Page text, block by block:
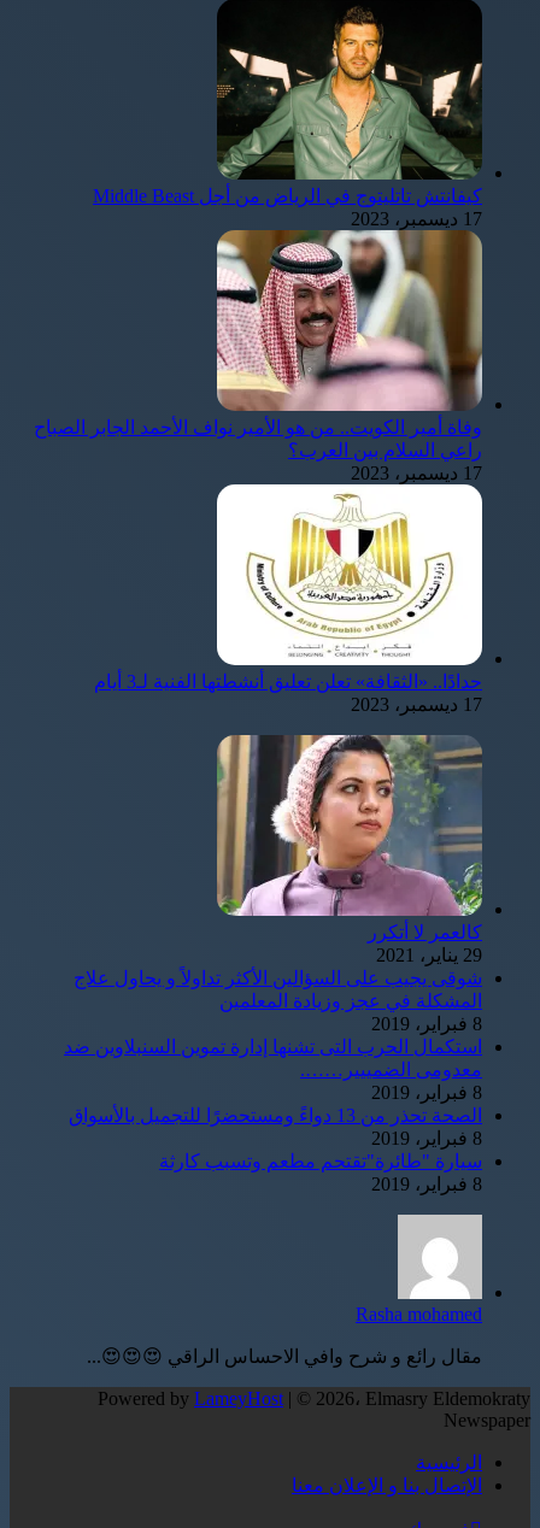
كيفانتش تاتليتوج في الرياض من أجل Middle Beast
17 ديسمبر، 2023
وفاة أمير الكويت.. من هو الأمير نواف الأحمد الجابر الصباح
راعي السلام بين العرب؟
17 ديسمبر، 2023
حدادًا.. «الثقافة» تعلن تعليق أنشطتها الفنية لـ3 أيام
17 ديسمبر، 2023
كالعمر لا أتكرر
29 يناير، 2021
شوقى يجيب على السؤالين الأكثر تداولاً و يحاول علاج
المشكلة في عجز وزيادة المعلمين
8 فبراير، 2019
استكمال الحرب التى تشنها إدارة تموين السنبلاوين ضد
معدومى الضمييير…….
8 فبراير، 2019
الصحة تحذر من 13 دواءً ومستحضرًا للتجميل بالأسواق
8 فبراير، 2019
سيارة "طائرة"تقتحم مطعم وتسبب كارثة
8 فبراير، 2019
Rasha mohamed
مقال رائع و شرح وافي الاحساس الراقي 😍😍😍...
Powered by LameyHost | © 2026، Elmasry Eldemokraty
Newspaper
الرئيسية
الإتصال بنا و الإعلان معنا